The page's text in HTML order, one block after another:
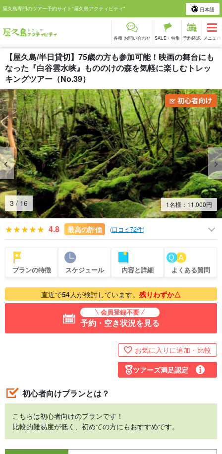
屋久島専門のツアー予約サイト"屋久島アクティビティ" 日本語
各種 お問い合わせ SALE・特集 予約確認 メニュー
【屋久島/半日貸切】75歳の方も参加可能！映画の舞台にも
なった『白谷雲水峡』もののけの森を気軽に楽しむトレッ
キングツアー（No.39）
4 / 16 1名様： 11,000円
4.8 最高の評価 (口コミ72件)
プランの特徴 スケジュール 内容と詳細 よくある質問
直近で54人が検討しています。 残りわずか△
会員登録不要
予約・空き状況を見る
お気に入りに追加・比較
ツアーズ満足認定
初心者向けプランとは？
こちらは初心者向けのプランです！
比較的難易度が低く、初めての方にもおすすめです。